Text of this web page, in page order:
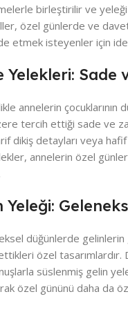
birleştirilir ve
özel günlerde ve
etmek isteyenler için
Yelekleri: Sade
annelerin çocuklarının
tercih ettiği sade ve
dikiş detayları veya
annelerin özel
Yeleği:
düğünlerde gelinlerin
özel tasarımlardır.
süslenmiş gelin
özel gününü daha da